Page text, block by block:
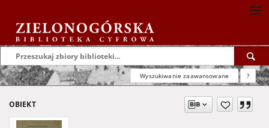
Wyszukiwanie zaawansowane ?
OBIEKT